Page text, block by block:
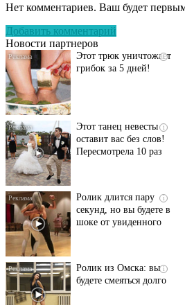
Нет комментариев. Ваш будет
Добавить комментарий
Новости партнеров
исчезнет с корнем,
i
Этот трюк уничтожает
грибок за 5 дней!
i
Этот танец невесты
оставит вас без слов!
Пересмотрела 10 раз
i
Ролик длится пару
секунд, но вы будете в
шоке от увиденного
i
Ролик из Омска: вы
будете смеяться долго